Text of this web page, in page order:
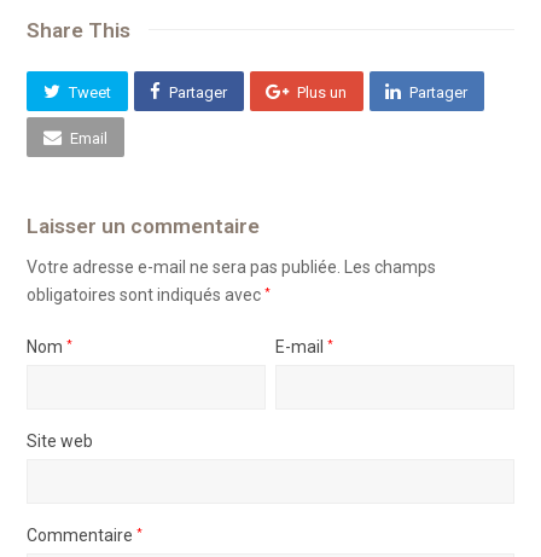
Share This
Tweet Partager Plus un Partager
Email
Laisser un commentaire
Votre adresse e-mail ne sera pas publiée.
Les champs
obligatoires sont indiqués avec*
Nom* E-mail*
Site web
Commentaire*